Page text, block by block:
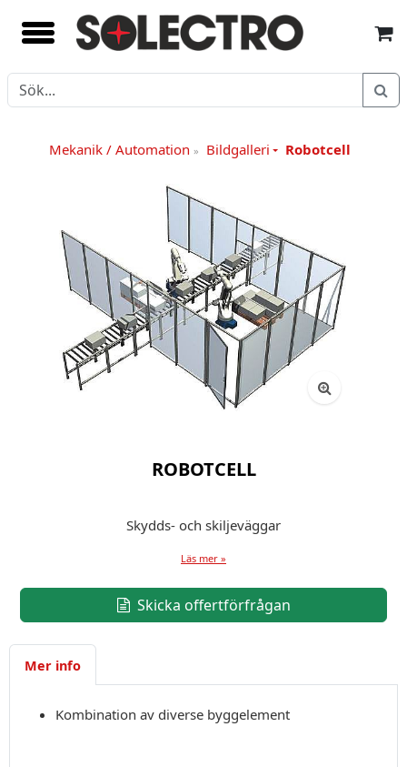
Mekanik / Automation» Bildgalleri Robotcell
ROBOTCELL
Skydds- och skiljeväggar
Läs mer »
Skicka offertförfrågan
Mer info
Kombination av diverse byggelement